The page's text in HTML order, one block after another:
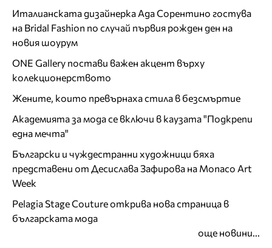
Италианската дизайнерка Ада Сорентино гостува
на Bridal Fashion по случай първия рожден ден на
новия шоурум
ONE Gallery постави важен акцент върху
колекционерството
Жените, които превърнаха стила в безсмъртие
Академията за мода се включи в каузата "Подкрепи
една мечта"
Български и чуждестранни художници бяха
представени от Десислава Зафирова на Monaco Art
Week
Pelagia Stage Couture открива нова страница в
българската мода
още новини...